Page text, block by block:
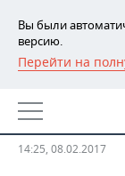
Вы были
версию.
Перейти на
РЕГИОНЫ
ТАТАРСТАН
НОВОСТИ
АНАЛИТИКА
вещание
14:25, 08.02.2017